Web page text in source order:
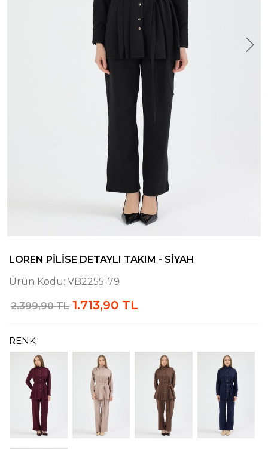
LOREN PILISE DETAYLI TAKIM - SIYAH
Ürün Kodu: VB2255-79
2.399,90 TL 1.713,90 TL
RENK